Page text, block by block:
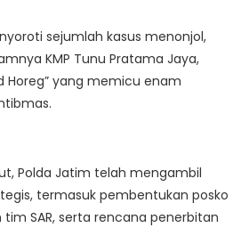
sejumlah kasus menonjol,
KMP Tunu Pratama Jaya,
Horeg” yang memicu enam
Polda Jatim telah mengambil
termasuk pembentukan posko
SAR, serta rencana penerbitan